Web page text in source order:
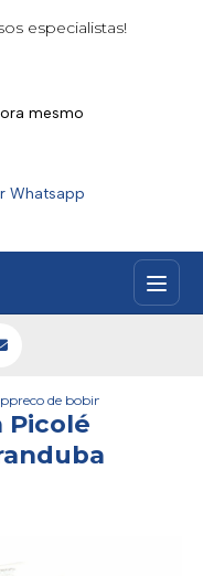
especialistas!
mesmo
Whatsapp
parana
preco de bobina para picole
Picolé